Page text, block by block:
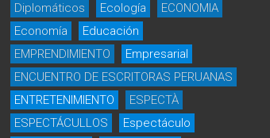
Diplomáticos
Ecología
ECONOMIA
Economía
Educación
EMPRENDIMIENTO
Empresarial
ENCUENTRO DE ESCRITORAS PERUANAS
ENTRETENIMIENTO
ESPECTÀ
ESPECTÁCULLOS
Espectáculo